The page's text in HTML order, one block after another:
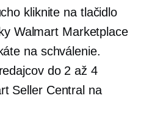
kliknite na tlačidlo
Walmart Marketplace
na schválenie.
do 2 až 4
Seller Central na